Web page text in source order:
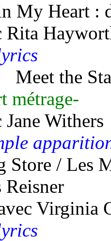
My Heart :
Rita
Meet the
métrage-
Jane Withers
Store / Les
Reisner
Virginia